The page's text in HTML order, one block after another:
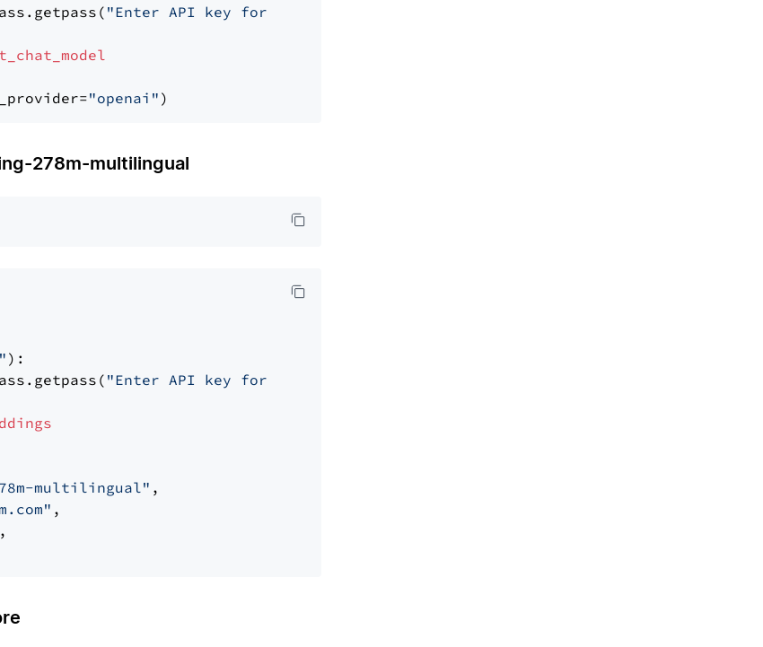
"Enter API key for OpenAI: "
"openai"
278m-multilingual
):
"Enter API key for IBM watsonx: "
multilingual" ,
,
,